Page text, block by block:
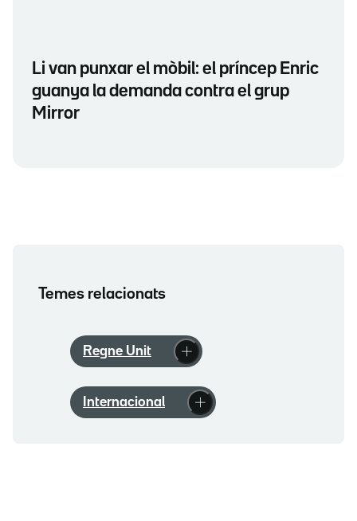
Li van punxar el mòbil: el príncep Enric
guanya la demanda contra el grup
Mirror
Temes relacionats
Regne Unit
Internacional